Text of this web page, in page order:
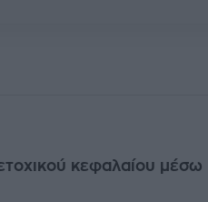
κεφαλαίου μέσω